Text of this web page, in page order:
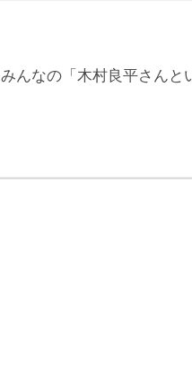
みんなの「木村良平さんと